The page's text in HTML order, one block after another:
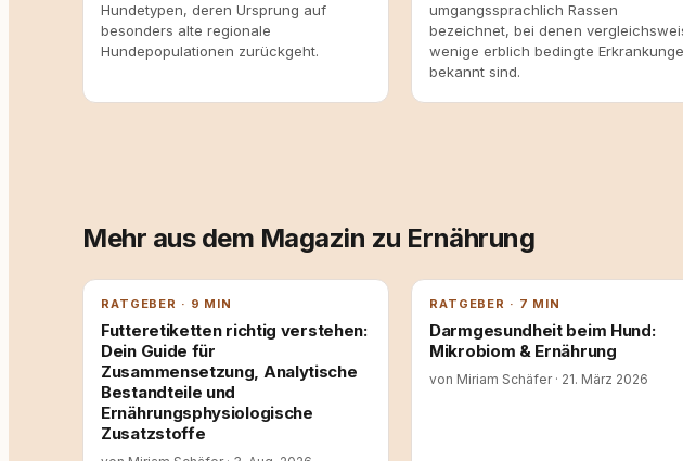
Hundetypen, deren Ursprung auf
besonders alte regionale
Hundepopulationen zurückgeht.
umgangssprachlich Rassen
bezeichnet, bei denen
wenige erblich bedingte
bekannt sind.
Mehr aus dem Magazin zu Ernährung
RATGEBER · 9 MIN
Futteretiketten richtig verstehen:
Dein Guide für
Zusammensetzung, Analytische
Bestandteile und
Ernährungsphysiologische
Zusatzstoffe
RATGEBER · 7 MIN
Darmgesundheit beim Hund:
Mikrobiom & Ernährung
von Miriam Schäfer · 21. März 2026